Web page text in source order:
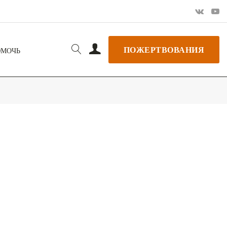
ПОЖЕРТВОВАНИЯ